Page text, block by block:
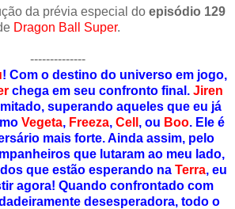
da prévia especial do episódio 129
Dragon Ball Super.
--------------
! Com o destino do universo em jogo,
chega em seu confronto final. Jiren
superando aqueles que eu já
Vegeta, Freeza, Cell , ou Boo. Ele é
mais forte. Ainda assim, pelo
que lutaram ao meu lado,
que estão esperando na Terra, eu
agora! Quando confrontado com
desesperadora, todo o